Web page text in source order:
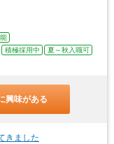
積極採用中
夏～秋入職可
興味がある
きました